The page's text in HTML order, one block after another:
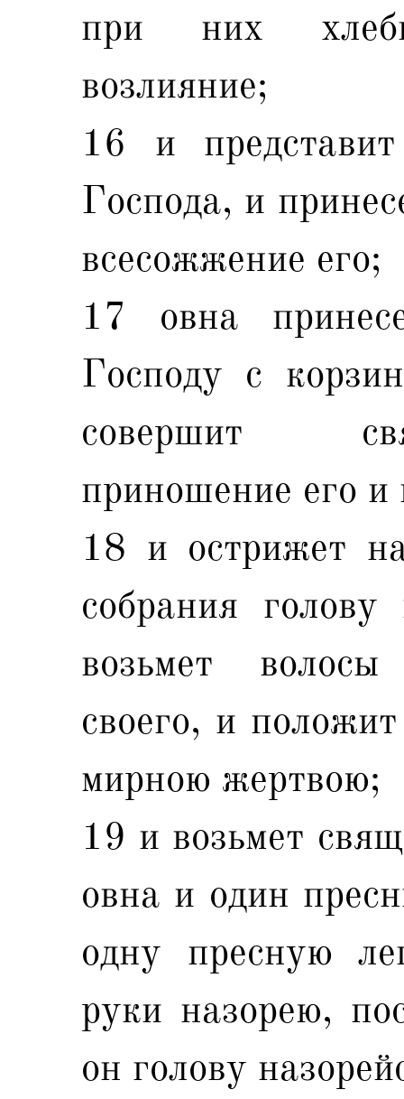
при них
возлияние;
16 и
Господа, и
всесожжение его;
17 овна
Господу с
совершит
приношение его и
18 и острижет
собрания голову
возьмет
своего, и
мирною жертвою;
19 и возьмет
овна и один
одну пресную
руки назорею,
он голову